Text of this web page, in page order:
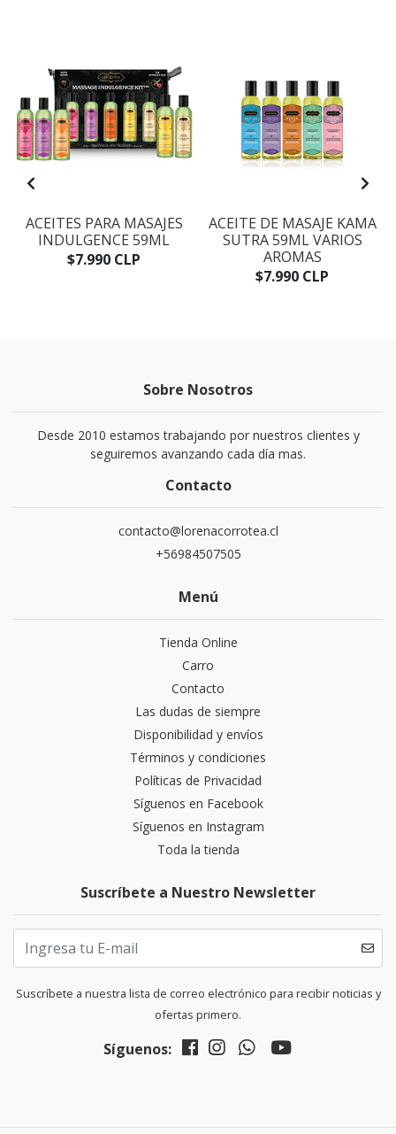
ACEITES PARA MASAJES
INDULGENCE 59ML
$7.990 CLP
ACEITE DE MASAJE KAMA
SUTRA 59ML VARIOS
AROMAS
$7.990 CLP
Sobre Nosotros
Desde 2010 estamos trabajando por nuestros clientes y
seguiremos avanzando cada día mas.
Contacto
contacto@lorenacorrotea.cl
+56984507505
Menú
Tienda Online
Carro
Contacto
Las dudas de siempre
Disponibilidad y envíos
Términos y condiciones
Políticas de Privacidad
Síguenos en Facebook
Síguenos en Instagram
Toda la tienda
Suscríbete a Nuestro Newsletter
Suscríbete a nuestra lista de correo electrónico para recibir noticias y
ofertas primero.
Síguenos: